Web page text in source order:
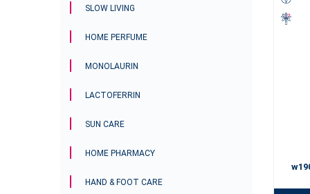
SLOW LIVING
HOME PERFUME
MONOLAURIN
LACTOFERRIN
SUN CARE
HOME PHARMACY
HAND & FOOT CARE